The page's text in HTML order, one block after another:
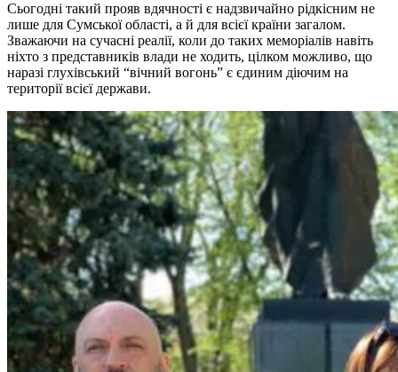
Сьогодні такий прояв вдячності є надзвичайно рідкісним не
лише для Сумської області, а й для всієї країни загалом.
Зважаючи на сучасні реалії, коли до таких меморіалів навіть
ніхто з представників влади не ходить, цілком можливо, що
наразі глухівський “вічний вогонь” є єдиним діючим на
території всієї держави.